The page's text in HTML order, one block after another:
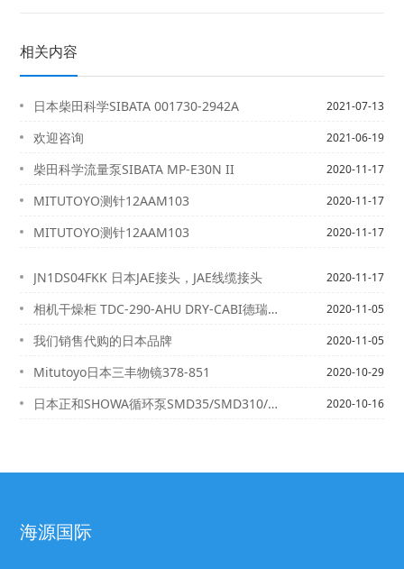
相关内容
日本柴田科学SIBATA 001730-2942A 2021-07-13
欢迎咨询 2021-06-19
柴田科学流量泵SIBATA MP-E30N II 2020-11-17
MITUTOYO测针12AAM103 2020-11-17
MITUTOYO测针12AAM103 2020-11-17
JN1DS04FKK 日本JAE接头，JAE线缆接头 2020-11-17
相机干燥柜 TDC-290-AHU DRY-CABI德瑞卡比 2020-11-05
我们销售代购的日本品牌 2020-11-05
Mitutoyo日本三丰物镜378-851 2020-10-29
日本正和SHOWA循环泵SMD35/SMD310/SMD315/SMD330 2020-10-16
海源国际